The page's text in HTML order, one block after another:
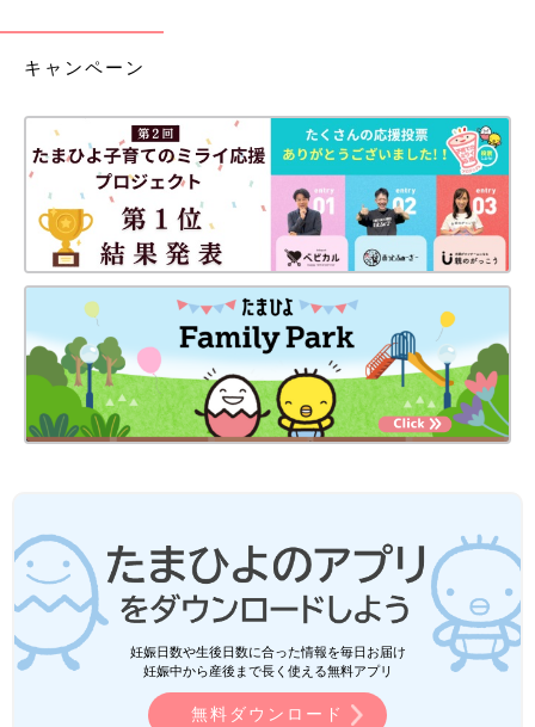
キャンペーン
妊娠日数や生後日数に合った情報を毎日お届け
妊娠中から産後まで長く使える無料アプリ
無料ダウンロード